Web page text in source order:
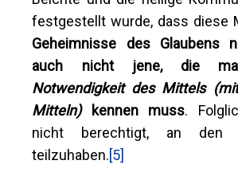
festgestellt wurde, dass diese
Geheimnisse des Glaubens
auch nicht jene, die
Notwendigkeit des Mittels
Mitteln)kennen muss.
nicht berechtigt, an den
teilzuhaben.[5]